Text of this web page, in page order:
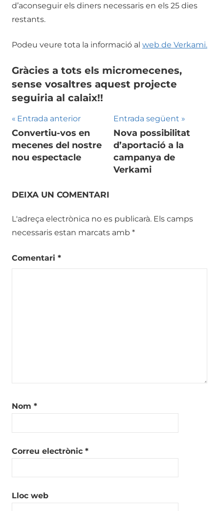
d’aconseguir els diners necessaris en els 25 dies
restants.
Podeu veure tota la informació al web de Verkami.
Gràcies a tots els micromecenes,
sense vosaltres aquest projecte
seguiria al calaix!!
Navegació
d'entrades
Entrada anterior
Convertiu-vos en
mecenes del nostre
nou espectacle
Entrada següent
Nova possibilitat
d’aportació a la
campanya de
Verkami
DEIXA UN COMENTARI
L'adreça electrònica no es publicarà. Els camps
necessaris estan marcats amb *
Comentari *
Nom *
Correu electrònic *
Lloc web